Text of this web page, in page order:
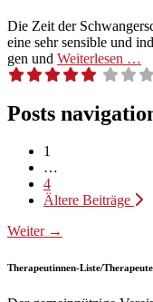
Die Zeit der
eine sehr sen­si­ble und
gen und Weit­er­lesen …
Posts
1
…
4
Ältere Beiträge
Weiter →
Therapeutinnen-Liste/